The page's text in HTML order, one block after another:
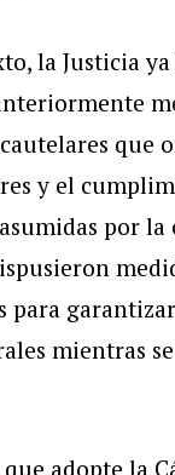
la Justicia
que
y el
por la
para
mientras
adopte la